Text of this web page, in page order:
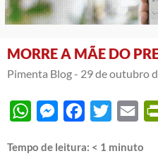
MORRE A MÃE DO
Pimenta Blog - 29 de outubro
WhatsAppMessengerFacebook
Twitter
Tempo de leitura: < 1 minuto